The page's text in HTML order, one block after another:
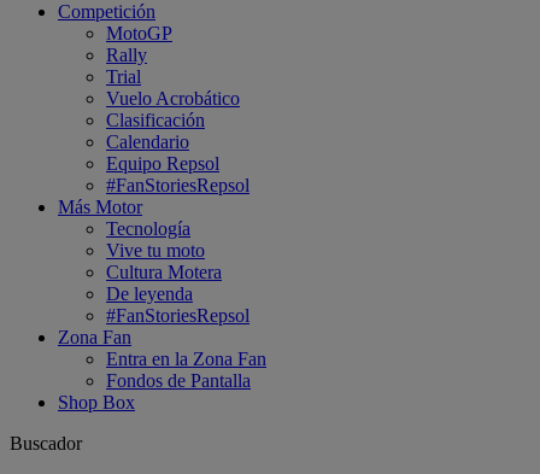
Competición
MotoGP
Rally
Trial
Vuelo Acrobático
Clasificación
Calendario
Equipo Repsol
#FanStoriesRepsol
Más Motor
Tecnología
Vive tu moto
Cultura Motera
De leyenda
#FanStoriesRepsol
Zona Fan
Entra en la Zona Fan
Fondos de Pantalla
Shop Box
Buscador